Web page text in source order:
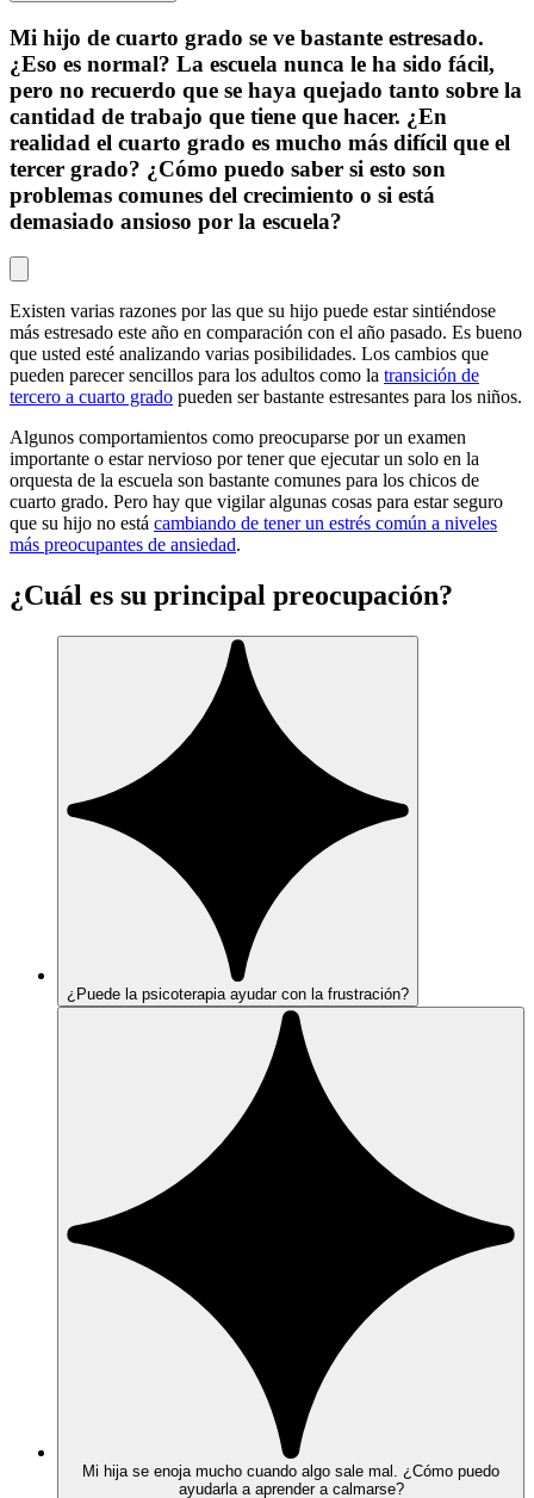
Mi hijo de cuarto grado se ve bastante estresado.
¿Eso es normal? La escuela nunca le ha sido fácil,
pero no recuerdo que se haya quejado tanto sobre la
cantidad de trabajo que tiene que hacer. ¿En
realidad el cuarto grado es mucho más difícil que el
tercer grado? ¿Cómo puedo saber si esto son
problemas comunes del crecimiento o si está
demasiado ansioso por la escuela?
Existen varias razones por las que su hijo puede estar sintiéndose
más estresado este año en comparación con el año pasado. Es bueno
que usted esté analizando varias posibilidades. Los cambios que
pueden parecer sencillos para los adultos como la transición de
tercero a cuarto grado pueden ser bastante estresantes para los niños.
Algunos comportamientos como preocuparse por un examen
importante o estar nervioso por tener que ejecutar un solo en la
orquesta de la escuela son bastante comunes para los chicos de
cuarto grado. Pero hay que vigilar algunas cosas para estar seguro
que su hijo no está cambiando de tener un estrés común a niveles
más preocupantes de ansiedad.
¿Cuál es su principal preocupación?
¿Puede la psicoterapia ayudar con la frustración?
Mi hija se enoja mucho cuando algo sale mal. ¿Cómo puedo
ayudarla a aprender a calmarse?